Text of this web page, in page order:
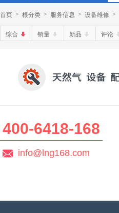
首页 > 根分类 > 服务信息 > 设备维修 >
综合 销量 新品 评论
400-6418-168
info@lng168.com